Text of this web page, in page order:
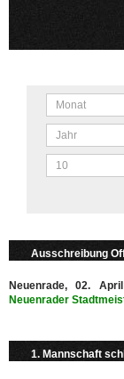
Ausschreibung
Neuenrade, 02.
Neuenrader
1. Mannschaft